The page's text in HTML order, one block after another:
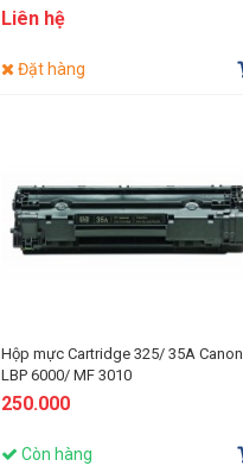
USB, FM, SD card, Remote)
Liên hệ
Đặt hàng
Hộp mực Cartridge 325/ 35A Canon
LBP 6000/ MF 3010
250.000
Còn hàng